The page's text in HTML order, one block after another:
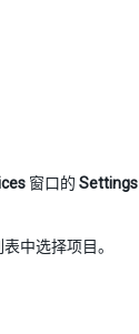
窗口的 Settings
中选择项目。